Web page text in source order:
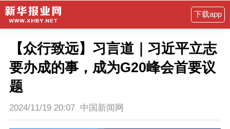
下载app
【众行致远】习言道｜习近平立志
要办成的事，成为G20峰会首要议
题
2024/11/19 20:07 中国新闻网